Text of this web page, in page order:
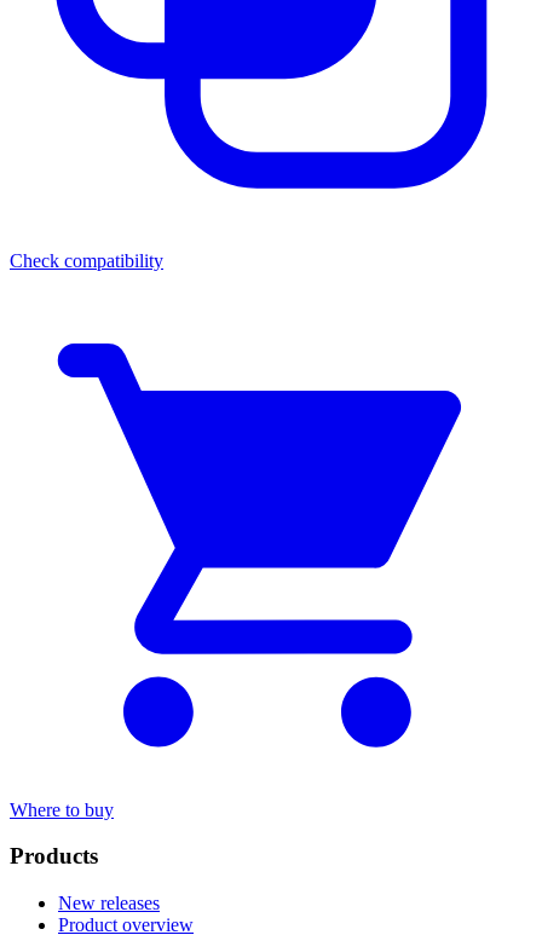
Check compatibility
Where to buy
Products
New releases
Product overview